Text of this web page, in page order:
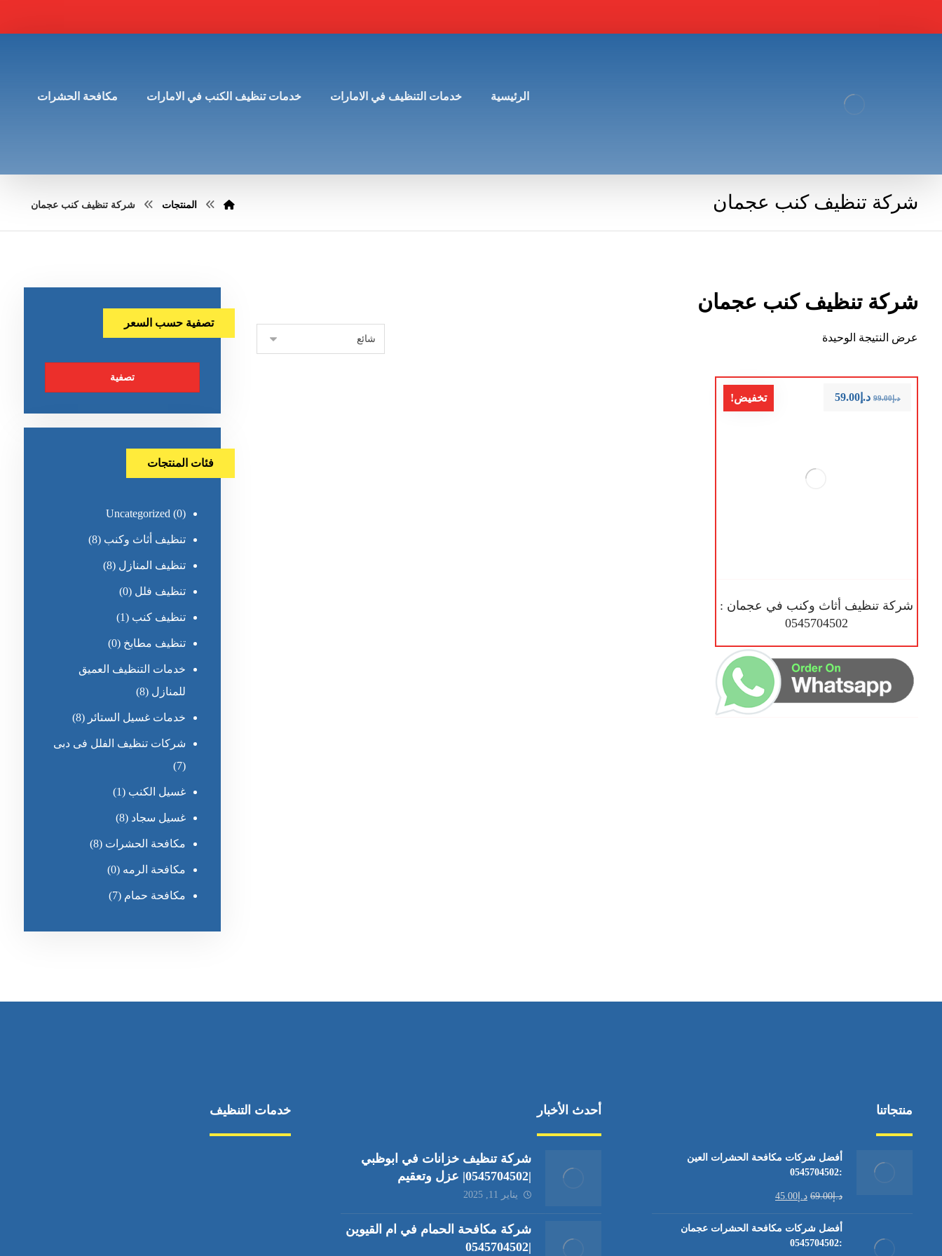
الرئيسية خدمات التنظيف في الامارات خدمات تنظيف الكنب في الامارات مكافحة الحشرات
شركة تنظيف كنب عجمان المنتجات شركة تنظيف كنب عجمان
شركة تنظيف كنب عجمان
عرض النتيجة الوحيدة
تخفيض!
شركة تنظيف أثاث وكنب في عجمان :
0545704502
د.إ99.00 د.إ 59.00
تصفية حسب السعر
تصفية
فئات المنتجات
Uncategorized (0)
تنظيف أثاث وكنب (8)
تنظيف المنازل (8)
تنظيف فلل (0)
تنظيف كنب (1)
تنظيف مطابخ (0)
خدمات التنظيف العميق
للمنازل (8)
خدمات غسيل الستائر (8)
شركات تنظيف الفلل فى دبى
(7)
غسيل الكنب (1)
غسيل سجاد (8)
مكافحة الحشرات (8)
مكافحة الرمه (0)
مكافحة حمام (7)
منتجاتنا
أفضل شركات مكافحة الحشرات العين
:0545704502
د.إ69.00 د.إ 45.00
أفضل شركات مكافحة الحشرات عجمان
:0545704502
أحدث الأخبار
شركة تنظيف خزانات في ابوظبي
|0545704502| عزل وتعقيم
يناير 11, 2025
شركة مكافحة الحمام في ام القيوين
|0545704502
خدمات التنظيف